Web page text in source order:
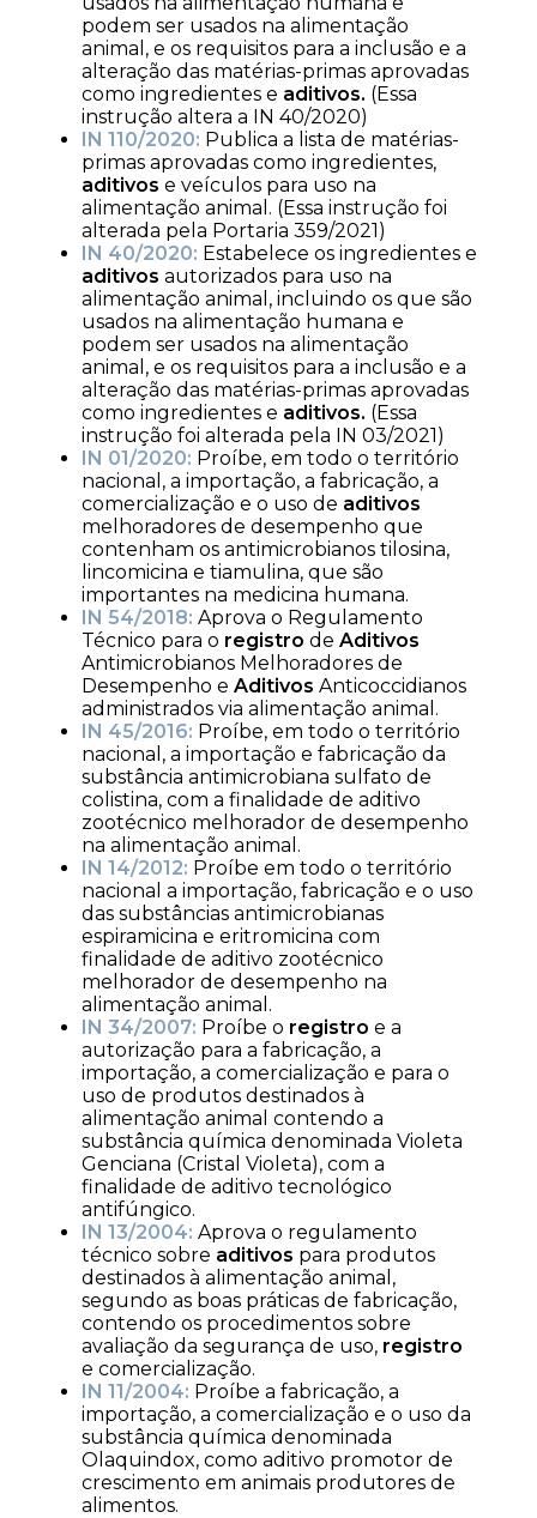
podem ser usados na alimentação
animal, e os requisitos para a inclusão e a
alteração das matérias-primas aprovadas
como ingredientes e aditivos. (Essa
instrução altera a IN 40/2020)
IN 110/2020: Publica a lista de matérias-
primas aprovadas como ingredientes,
aditivos e veículos para uso na
alimentação animal. (Essa instrução foi
alterada pela Portaria 359/2021)
IN 40/2020: Estabelece os ingredientes e
aditivos autorizados para uso na
alimentação animal, incluindo os que são
usados na alimentação humana e
podem ser usados na alimentação
animal, e os requisitos para a inclusão e a
alteração das matérias-primas aprovadas
como ingredientes e aditivos. (Essa
instrução foi alterada pela IN 03/2021)
IN 01/2020: Proíbe, em todo o território
nacional, a importação, a fabricação, a
comercialização e o uso de aditivos
melhoradores de desempenho que
contenham os antimicrobianos tilosina,
lincomicina e tiamulina, que são
importantes na medicina humana.
IN 54/2018: Aprova o Regulamento
Técnico para o registro de Aditivos
Antimicrobianos Melhoradores de
Desempenho e Aditivos Anticoccidianos
administrados via alimentação animal.
IN 45/2016: Proíbe, em todo o território
nacional, a importação e fabricação da
substância antimicrobiana sulfato de
colistina, com a finalidade de aditivo
zootécnico melhorador de desempenho
na alimentação animal.
IN 14/2012: Proíbe em todo o território
nacional a importação, fabricação e o uso
das substâncias antimicrobianas
espiramicina e eritromicina com
finalidade de aditivo zootécnico
melhorador de desempenho na
alimentação animal.
IN 34/2007: Proíbe o registro e a
autorização para a fabricação, a
importação, a comercialização e para o
uso de produtos destinados à
alimentação animal contendo a
substância química denominada Violeta
Genciana (Cristal Violeta), com a
finalidade de aditivo tecnológico
antifúngico.
IN 13/2004: Aprova o regulamento
técnico sobre aditivos para produtos
destinados à alimentação animal,
segundo as boas práticas de fabricação,
contendo os procedimentos sobre
avaliação da segurança de uso, registro
e comercialização.
IN 11/2004: Proíbe a fabricação, a
importação, a comercialização e o uso da
substância química denominada
Olaquindox, como aditivo promotor de
crescimento em animais produtores de
alimentos.